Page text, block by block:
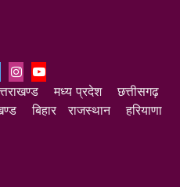
InstagramYouTube
मध्य प्रदेश
छत्तीसगढ़
बिहार राजस्थान हरियाणा